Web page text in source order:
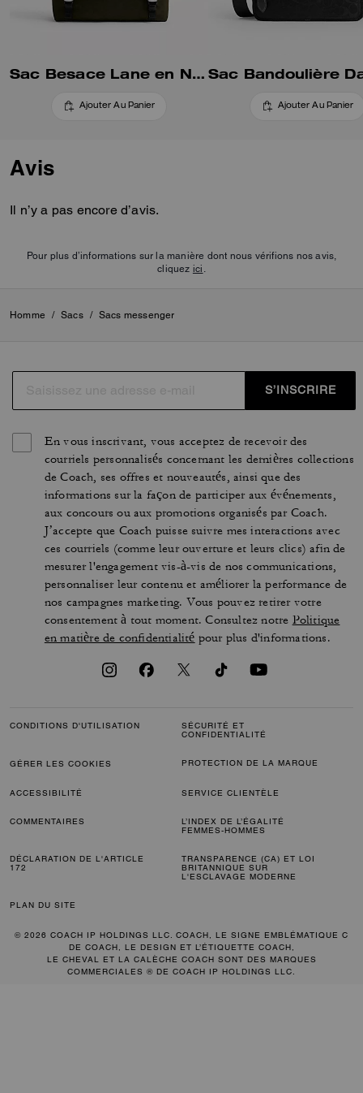
Sac Besace Lane en Nylon Signature
Ajouter Au Panier Ajouter Au Panier
Avis
Il n’y a pas encore d’avis.
Pour plus d’informations sur la manière dont nous vérifions nos avis,
cliquez ici
Homme / Sacs / Sacs messenger
S’INSCRIRE
En vous inscrivant, vous acceptez de recevoir des
courriels personnalisés concernant les dernières collections
de Coach, ses offres et nouveautés, ainsi que des
informations sur la façon de participer aux événements,
aux concours ou aux promotions organisés par Coach.
J’accepte que Coach puisse suivre mes interactions avec
ces courriels (comme leur ouverture et leurs clics) afin de
mesurer l'engagement vis-à-vis de nos communications,
personnaliser leur contenu et améliorer la performance de
nos campagnes marketing. Vous pouvez retirer votre
consentement à tout moment. Consultez notre Politique
en matière de confidentialité pour plus d'informations.
CONDITIONS D'UTILISATION
SÉCURITÉ ET
CONFIDENTIALITÉ
GÉRER LES COOKIES PROTECTION DE LA MARQUE
ACCESSIBILITÉ SERVICE CLIENTÈLE
COMMENTAIRES
L’INDEX DE L’ÉGALITÉ
FEMMES-HOMMES
DÉCLARATION DE L'ARTICLE
172
TRANSPARENCE (CA) ET LOI
BRITANNIQUE SUR
L'ESCLAVAGE MODERNE
PLAN DU SITE
© 2026 COACH IP HOLDINGS LLC. COACH, LE SIGNE EMBLÉMATIQUE C
DE COACH, LE DESIGN ET L’ÉTIQUETTE COACH,
LE CHEVAL ET LA CALÈCHE COACH SONT DES MARQUES
COMMERCIALES ® DE COACH IP HOLDINGS LLC.